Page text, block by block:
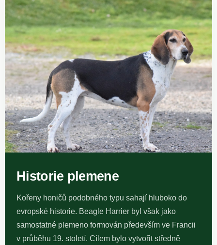
Historie plemene
Kořeny honičů podobného typu sahají hluboko do
evropské historie. Beagle Harrier byl však jako
samostatné plemeno formován především ve Francii
v průběhu 19. století. Cílem bylo vytvořit středně